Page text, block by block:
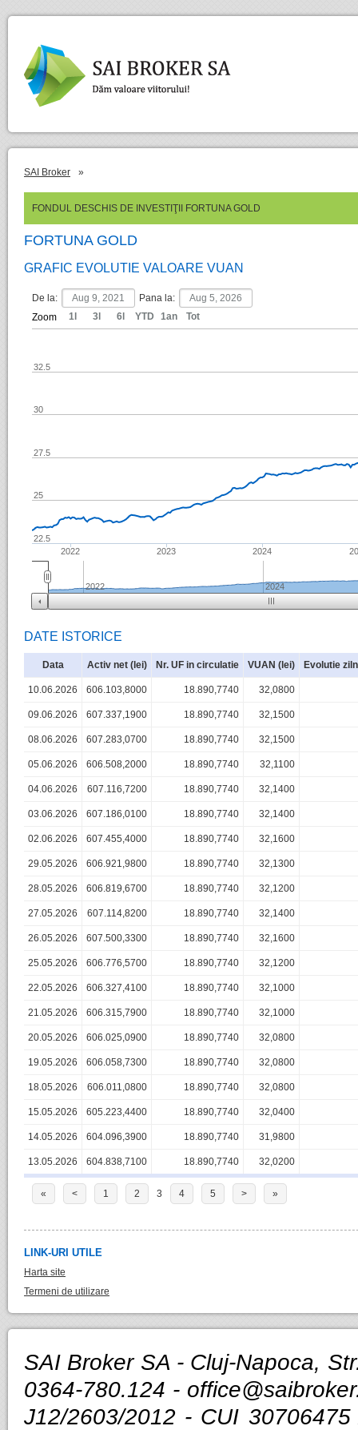
SAI Broker »
FONDUL DESCHIS DE INVESTIŢII FORTUNA GOLD
FORTUNA GOLD
GRAFIC EVOLUTIE VALOARE VUAN
De la:
Pana la:
Zoom
2022 2023 2024
22.5
25
27.5
30
32.5
2022 2024
1l 3l 6l YTD 1an Tot
DATE ISTORICE
Data Activ net (lei) Nr. UF in circulatie VUAN (lei) Evolutie
10.06.2026 606.103,8000 18.890,7740 32,0800
09.06.2026 607.337,1900 18.890,7740 32,1500
08.06.2026 607.283,0700 18.890,7740 32,1500
05.06.2026 606.508,2000 18.890,7740 32,1100
04.06.2026 607.116,7200 18.890,7740 32,1400
03.06.2026 607.186,0100 18.890,7740 32,1400
02.06.2026 607.455,4000 18.890,7740 32,1600
29.05.2026 606.921,9800 18.890,7740 32,1300
28.05.2026 606.819,6700 18.890,7740 32,1200
27.05.2026 607.114,8200 18.890,7740 32,1400
26.05.2026 607.500,3300 18.890,7740 32,1600
25.05.2026 606.776,5700 18.890,7740 32,1200
22.05.2026 606.327,4100 18.890,7740 32,1000
21.05.2026 606.315,7900 18.890,7740 32,1000
20.05.2026 606.025,0900 18.890,7740 32,0800
19.05.2026 606.058,7300 18.890,7740 32,0800
18.05.2026 606.011,0800 18.890,7740 32,0800
15.05.2026 605.223,4400 18.890,7740 32,0400
14.05.2026 604.096,3900 18.890,7740 31,9800
13.05.2026 604.838,7100 18.890,7740 32,0200
« < 1 2 3 4 5 > »
LINK-URI UTILE
Harta site
Termeni de utilizare
SAI Broker SA - Cluj-Napoca,
0364-780.124 -
J12/2603/2012 - CUI